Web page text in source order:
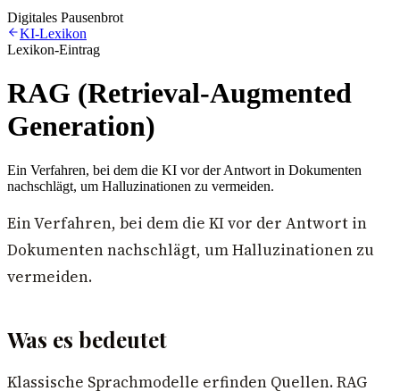
Digitales Pausenbrot
KI-Lexikon
Lexikon-Eintrag
RAG (Retrieval-Augmented
Generation)
Ein Verfahren, bei dem die KI vor der Antwort in Dokumenten
nachschlägt, um Halluzinationen zu vermeiden.
Ein Verfahren, bei dem die KI vor der Antwort in
Dokumenten nachschlägt, um Halluzinationen zu
vermeiden.
Was es bedeutet
Klassische Sprachmodelle erfinden Quellen. RAG